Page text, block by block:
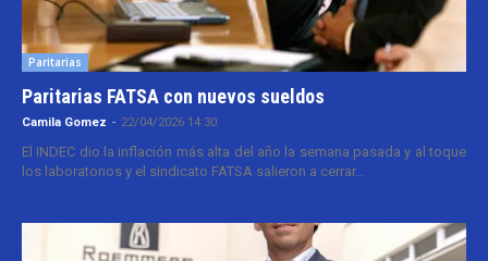
Paritarias
Paritarias FATSA con nuevos sueldos
Camila Gomez - 22/04/2026 14:30
El INDEC dio la inflación más alta del año la semana pasada y al toque
los laboratorios y el sindicato FATSA salieron a cerrar...